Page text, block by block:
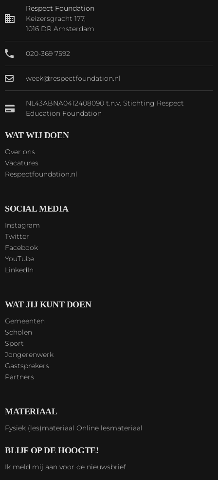
Respect Foundation
Keizersgracht 177,
1016 DR Amsterdam
020-369 7592
week@respectfoundation.nl
NL43ABNA0412408090 t.n.v. Stichting Respect
Education Foundation
WAT WIJ DOEN
Over ons
Vacatures
Respectfoundation.nl
SOCIAL MEDIA
Instagram
Twitter
Facebook
YouTube
LinkedIn
WAT JIJ KUNT DOEN
Gemeenten
Scholen
Sport
Jongerenwerk
Gastsprekers
Partners
MATERIAAL
Fysiek (les)materiaal Online lesmateriaal
BLIJF OP DE HOOGTE!
Ik meld mij aan voor de nieuwsbrief